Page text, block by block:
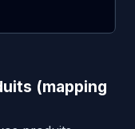
(mapping